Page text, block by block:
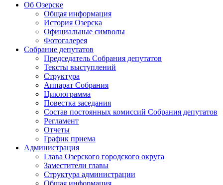
Об Озерске
Общая информация
История Озерска
Официальные символы
Фотогалерея
Собрание депутатов
Председатель Собрания депутатов
Тексты выступлений
Структура
Аппарат Собрания
Циклограмма
Повестка заседания
Состав постоянных комиссий Собрания депутатов
Регламент
Отчеты
График приема
Администрация
Глава Озерского городского округа
Заместители главы
Структура администрации
Общая информация